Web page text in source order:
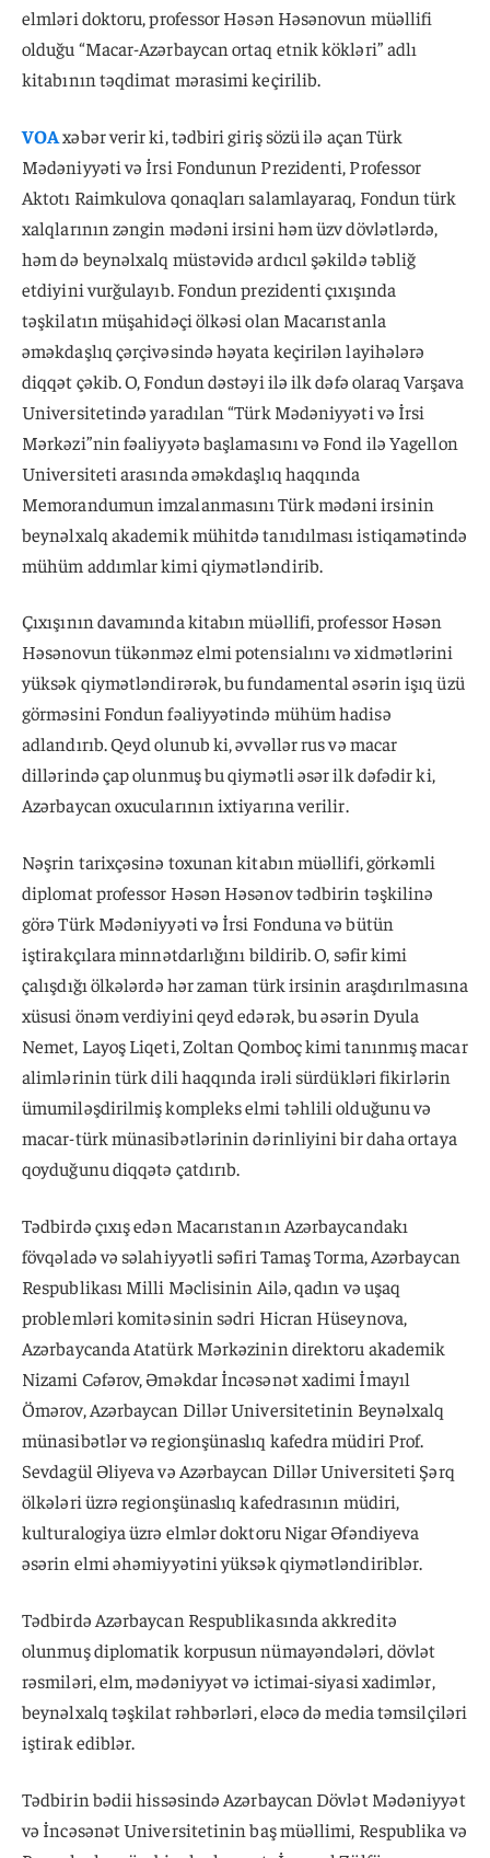
elmləri doktoru, professor Həsən Həsənovun müəllifi
olduğu “Macar-Azərbaycan ortaq etnik kökləri” adlı
kitabının təqdimat mərasimi keçirilib.
VOAxəbər verir ki, tədbiri giriş sözü ilə açan Türk
Mədəniyyəti və İrsi Fondunun Prezidenti, Professor
Aktotı Raimkulova qonaqları salamlayaraq, Fondun türk
xalqlarının zəngin mədəni irsini həm üzv dövlətlərdə,
həm də beynəlxalq müstəvidə ardıcıl şəkildə təbliğ
etdiyini vurğulayıb. Fondun prezidenti çıxışında
təşkilatın müşahidəçi ölkəsi olan Macarıstanla
əməkdaşlıq çərçivəsində həyata keçirilən layihələrə
diqqət çəkib. O, Fondun dəstəyi ilə ilk dəfə olaraq Varşava
Universitetində yaradılan “Türk Mədəniyyəti və İrsi
Mərkəzi”nin fəaliyyətə başlamasını və Fond ilə Yagellon
Universiteti arasında əməkdaşlıq haqqında
Memorandumun imzalanmasını Türk mədəni irsinin
beynəlxalq akademik mühitdə tanıdılması istiqamətində
mühüm addımlar kimi qiymətləndirib.
Çıxışının davamında kitabın müəllifi, professor Həsən
Həsənovun tükənməz elmi potensialını və xidmətlərini
yüksək qiymətləndirərək, bu fundamental əsərin işıq üzü
görməsini Fondun fəaliyyətində mühüm hadisə
adlandırıb. Qeyd olunub ki, əvvəllər rus və macar
dillərində çap olunmuş bu qiymətli əsər ilk dəfədir ki,
Azərbaycan oxucularının ixtiyarına verilir.
Nəşrin tarixçəsinə toxunan kitabın müəllifi, görkəmli
diplomat professor Həsən Həsənov tədbirin təşkilinə
görə Türk Mədəniyyəti və İrsi Fonduna və bütün
iştirakçılara minnətdarlığını bildirib. O, səfir kimi
çalışdığı ölkələrdə hər zaman türk irsinin araşdırılmasına
xüsusi önəm verdiyini qeyd edərək, bu əsərin Dyula
Nemet, Layoş Liqeti, Zoltan Qomboç kimi tanınmış macar
alimlərinin türk dili haqqında irəli sürdükləri fikirlərin
ümumiləşdirilmiş kompleks elmi təhlili olduğunu və
macar-türk münasibətlərinin dərinliyini bir daha ortaya
qoyduğunu diqqətə çatdırıb.
Tədbirdə çıxış edən Macarıstanın Azərbaycandakı
fövqəladə və səlahiyyətli səfiri Tamaş Torma, Azərbaycan
Respublikası Milli Məclisinin Ailə, qadın və uşaq
problemləri komitəsinin sədri Hicran Hüseynova,
Azərbaycanda Atatürk Mərkəzinin direktoru akademik
Nizami Cəfərov, Əməkdar İncəsənət xadimi İmayıl
Ömərov, Azərbaycan Dillər Universitetinin Beynəlxalq
münasibətlər və regionşünaslıq kafedra müdiri Prof.
Sevdagül Əliyeva və Azərbaycan Dillər Universiteti Şərq
ölkələri üzrə regionşünaslıq kafedrasının müdiri,
kulturalogiya üzrə elmlər doktoru Nigar Əfəndiyeva
əsərin elmi əhəmiyyətini yüksək qiymətləndiriblər.
Tədbirdə Azərbaycan Respublikasında akkreditə
olunmuş diplomatik korpusun nümayəndələri, dövlət
rəsmiləri, elm, mədəniyyət və ictimai-siyasi xadimlər,
beynəlxalq təşkilat rəhbərləri, eləcə də media təmsilçiləri
iştirak ediblər.
Tədbirin bədii hissəsində Azərbaycan Dövlət Mədəniyyət
və İncəsənət Universitetinin baş müəllimi, Respublika və